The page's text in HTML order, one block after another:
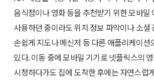
음식점이나 영화 등을 추천받기 위한 모바일
사용하던 중이라도 위치 정보 파악이나 소셜
손쉽게 지도나 메신저 등 다른 애플리케이션
있다. 이동 중에 모바일 기기로 넷플릭스의
시청하다가도 집에 도착한 후에는 자연스럽